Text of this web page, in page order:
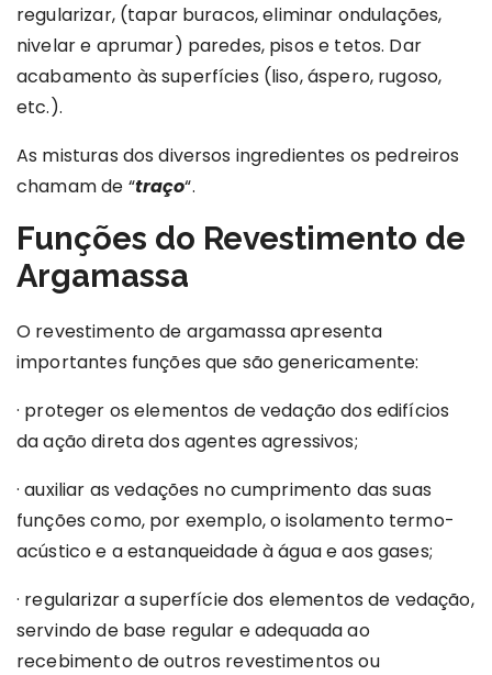
regularizar, (tapar buracos, eliminar ondulações,
nivelar e aprumar) paredes, pisos e tetos. Dar
acabamento às superfícies (liso, áspero, rugoso,
etc.).
As misturas dos diversos ingredientes os pedreiros
chamam de “traço“.
Funções do Revestimento de
Argamassa
O revestimento de argamassa apresenta
importantes funções que são genericamente:
· proteger os elementos de vedação dos edifícios
da ação direta dos agentes agressivos;
· auxiliar as vedações no cumprimento das suas
funções como, por exemplo, o isolamento termo-
acústico e a estanqueidade à água e aos gases;
· regularizar a superfície dos elementos de vedação,
servindo de base regular e adequada ao
recebimento de outros revestimentos ou